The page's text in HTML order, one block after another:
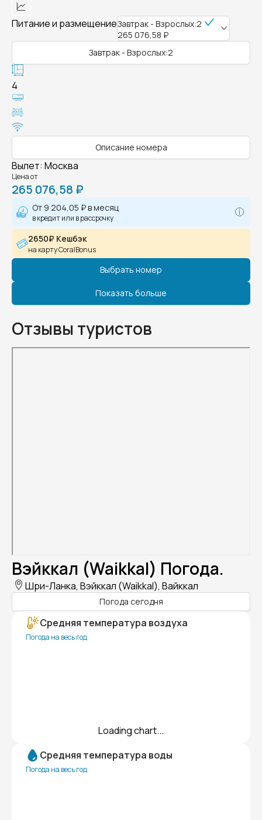
Питание и размещениеЗавтрак - Взрослых:2
265 076,58 ₽
Завтрак - Взрослых:2
4
Описание номера
Вылет: Москва
Цена от
265 076,58 ₽
От 9 204,05 ₽в месяц
в кредит или в рассрочку
2650₽ Кешбэк
на карту CoralBonus
Выбрать номер
Показать больше
Отзывы туристов
Вэйккал (Waikkal) Погода.
Шри-Ланка, Вэйккал (Waikkal), Вайккал
Погода сегодня
Средняя температура воздуха
Погода на весь год
Loading chart...
Средняя температура воды
Погода на весь год